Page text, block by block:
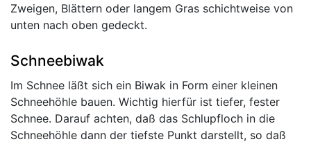
Zweigen, Blättern oder langem Gras schichtweise von
unten nach oben gedeckt.
Schneebiwak
Im Schnee läßt sich ein Biwak in Form einer kleinen
Schneehöhle bauen. Wichtig hierfür ist tiefer, fester
Schnee. Darauf achten, daß das Schlupfloch in die
Schneehöhle dann der tiefste Punkt darstellt, so daß